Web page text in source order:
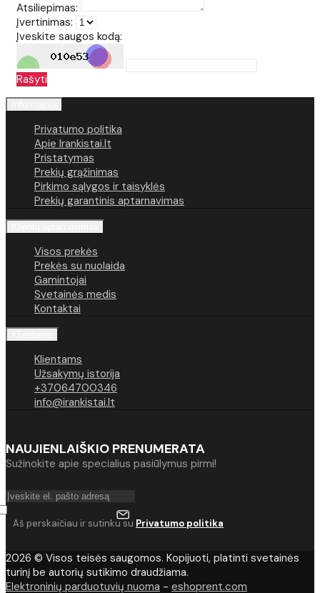
Atsiliepimas:
Įvertinimas:
Įveskite saugos kodą:
Rašyti
Privatumo politika
Apie Irankistai.lt
Pristatymas
Prekių grąžinimas
Pirkimo sąlygos ir taisyklės
Prekių garantinis aptarnavimas
Visos prekės
Prekės su nuolaida
Gamintojai
Svetainės medis
Kontaktai
Klientams
Užsakymų istorija
+37064700346
info@irankistai.lt
NAUJIENLAIŠKIO PRENUMERATA
Sužinokite apie specialius pasiūlymus pirmi!
Aš perskaičiau ir sutinku su Privatumo politika
2026 © Visos teisės saugomos. Kopijuoti, platinti svetainės
turinį be autorių sutikimo draudžiama.
Elektroninių parduotuvių nuoma - eshoprent.com